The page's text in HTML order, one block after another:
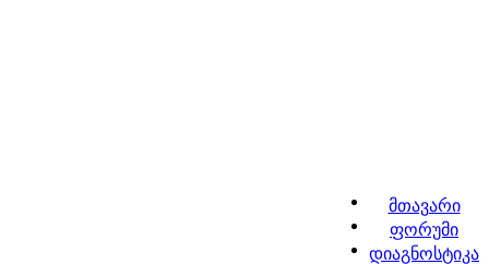
მთავარი
ფორუმი
დიაგნოსტიკა